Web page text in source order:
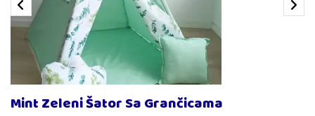
Mint Zeleni Šator Sa Grančicama